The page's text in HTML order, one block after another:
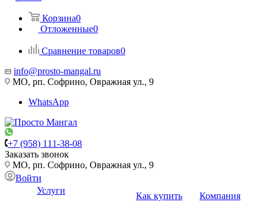
Корзина0
Отложенные0
Сравнение товаров0
info@prosto-mangal.ru
МО, рп. Софрино, Овражная ул., 9
WhatsApp
+7 (958) 111-38-08
Заказать звонок
МО, рп. Софрино, Овражная ул., 9
Войти
Услуги
Как купить
Компания